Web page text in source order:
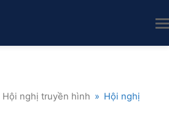
Hội nghị truyền hình » Hội nghị